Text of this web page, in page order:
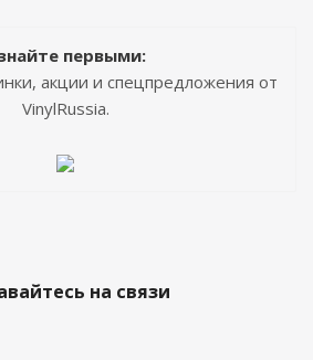
первыми:
акции и спецпредложения от
VinylRussia.
на связи